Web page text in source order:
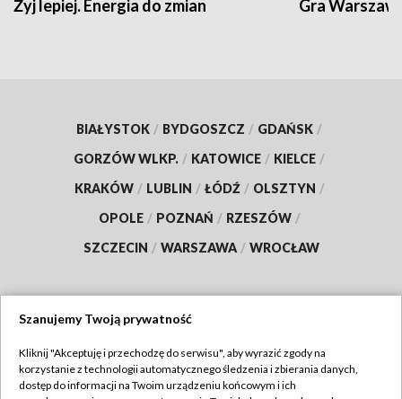
Żyj lepiej. Energia do zmian Gra
BIAŁYSTOK / BYDGOSZCZ / GDAŃSK /
GORZÓW WLKP. / KATOWICE / KIELCE /
KRAKÓW / LUBLIN / ŁÓDŹ / OLSZTYN /
OPOLE / POZNAŃ / RZESZÓW /
SZCZECIN / WARSZAWA / WROCŁAW
TVP
Szanujemy Twoją prywatność
Kliknij "Akceptuję i przechodzę do serwisu", aby wyrazić zgody na
korzystanie z technologii automatycznego śledzenia i zbierania danych,
dostęp do informacji na Twoim urządzeniu końcowym i ich